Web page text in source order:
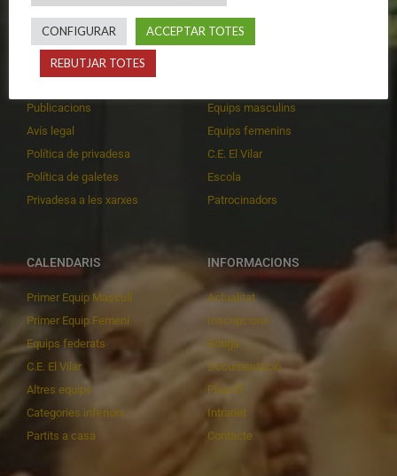
CLUB
Història
Publicacions
Avís legal
Política de privadesa
Política de galetes
Privadesa a les xarxes
EQUIPS
Equips masculins
Equips femenins
C.E. El Vilar
Escola
Patrocinadors
CALENDARIS
Primer Equip Masculí
Primer Equip Femení
Equips federats
C.E. El Vilar
Altres equips
Categories inferiors
Partits a casa
INFORMACIONS
Actualitat
Inscripcions
Botiga
Documentació
Playoff
Intranet
Contacte
CONFIGURAR ACCEPTAR TOTES
REBUTJAR TOTES